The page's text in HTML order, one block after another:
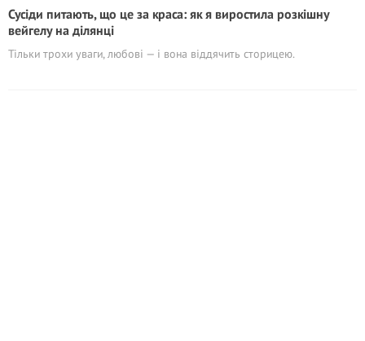
Сусіди питають, що це за краса: як я виростила розкішну
вейгелу на ділянці
Тільки трохи уваги, любові — і вона віддячить сторицею.